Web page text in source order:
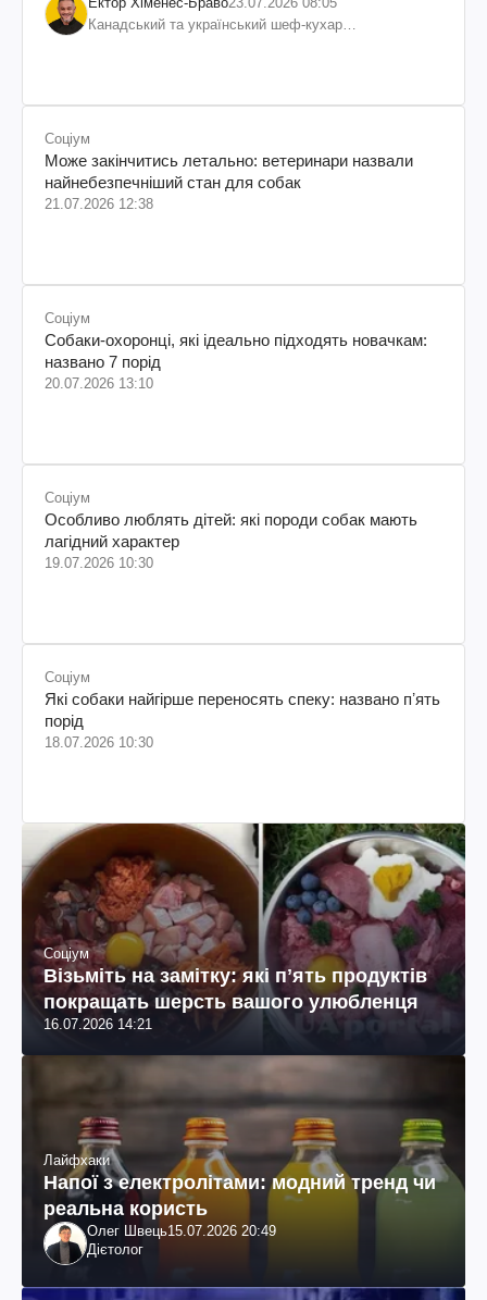
Канадський та український шеф-кухар
Соціум
Може закінчитись летально: ветеринари назвали
найнебезпечніший стан для собак
21.07.2026 12:38
Соціум
Собаки-охоронці, які ідеально підходять новачкам:
названо 7 порід
20.07.2026 13:10
Соціум
Особливо люблять дітей: які породи собак мають
лагідний характер
19.07.2026 10:30
Соціум
Які собаки найгірше переносять спеку: названо пʼять
порід
18.07.2026 10:30
Соціум
Візьміть на замітку: які пʼять продуктів
покращать шерсть вашого улюбленця
16.07.2026 14:21
Лайфхаки
Напої з електролітами: модний тренд чи
реальна користь
Олег Швець15.07.2026 20:49
Дієтолог